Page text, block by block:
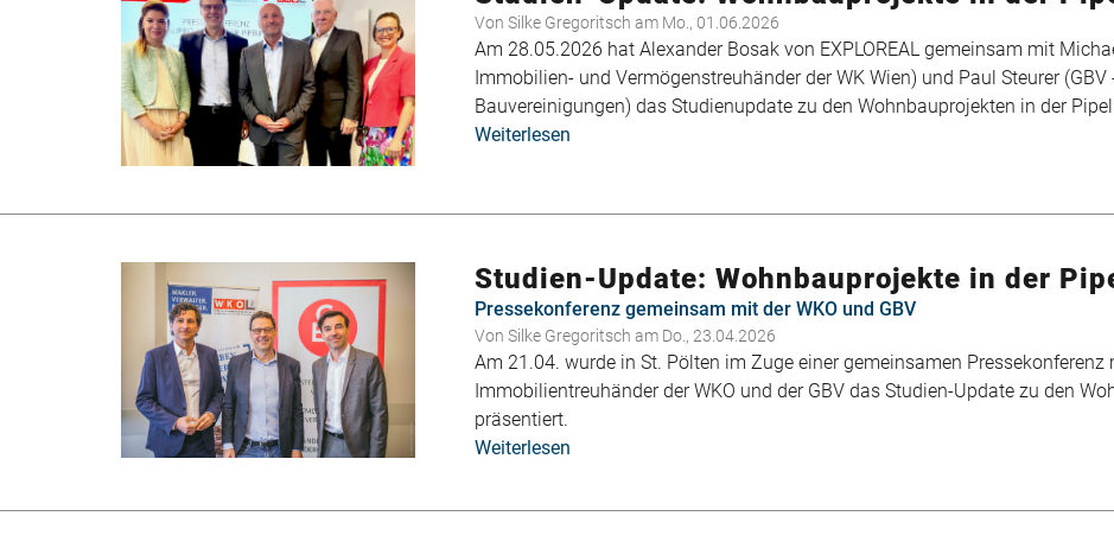
Von Silke Gregoritsch am Mo., 01.06.2026
Am 28.05.2026 hat Alexander Bosak von EXPLOREAL gemeinsam mit
Immobilien- und Vermögenstreuhänder der WK Wien) und Paul Steurer
Bauvereinigungen) das Studienupdate zu den Wohnbauprojekten in der
Weiterlesen
Wohnbauprojekte
der
Pipeline
in
Wien
Studien-Update: Wohnbauprojekte in der
Pressekonferenz gemeinsam mit der WKO und GBV
Von Silke Gregoritsch am Do., 23.04.2026
Am 21.04. wurde in St. Pölten im Zuge einer gemeinsamen
Immobilientreuhänder der WKO und der GBV das Studien-Update zu den
präsentiert.
Weiterlesen
Update: